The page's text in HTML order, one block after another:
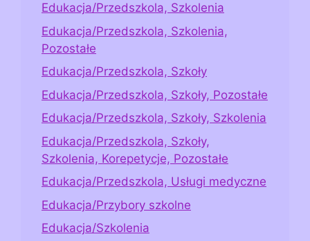
Edukacja/Przedszkola, Szkolenia
Edukacja/Przedszkola, Szkolenia,
Pozostałe
Edukacja/Przedszkola, Szkoły
Edukacja/Przedszkola, Szkoły, Pozostałe
Edukacja/Przedszkola, Szkoły, Szkolenia
Edukacja/Przedszkola, Szkoły,
Szkolenia, Korepetycje, Pozostałe
Edukacja/Przedszkola, Usługi medyczne
Edukacja/Przybory szkolne
Edukacja/Szkolenia